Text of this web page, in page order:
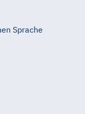
Sprache